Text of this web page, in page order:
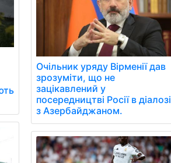
Очільник уряду Вірменії дав
зрозуміти, що не
зацікавлений у
посередництві Росії в діалозі
з Азербайджаном.